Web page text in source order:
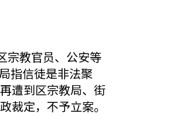
宗教官员、公安等
指信徒是非法聚
遭到区宗教局、街
裁定，不予立案。